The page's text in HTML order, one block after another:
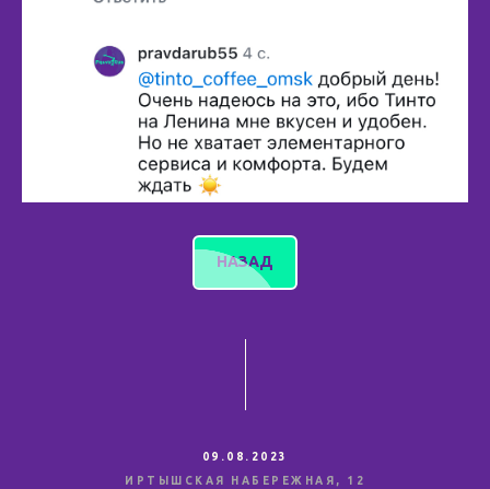
НАЗАД
09.08.2023
ИРТЫШСКАЯ НАБЕРЕЖНАЯ, 12